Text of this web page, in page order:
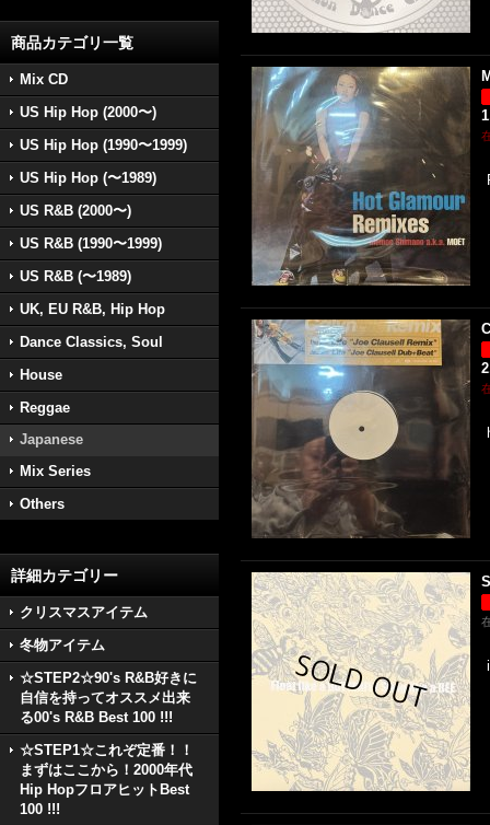
商品カテゴリ一覧
Mix CD
US Hip Hop (2000〜)
US Hip Hop (1990〜1999)
US Hip Hop (〜1989)
US R&B (2000〜)
US R&B (1990〜1999)
US R&B (〜1989)
UK, EU R&B, Hip Hop
Dance Classics, Soul
House
Reggae
Japanese
Mix Series
Others
詳細カテゴリー
クリスマスアイテム
冬物アイテム
☆STEP2☆90's R&B好きに
自信を持ってオススメ出来
る00's R&B Best 100 !!!
☆STEP1☆これぞ定番！！
まずはここから！2000年代
Hip HopフロアヒットBest
100 !!!